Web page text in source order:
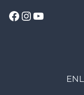
s
Facebook
Instagram
YouTube